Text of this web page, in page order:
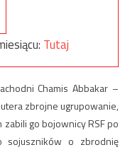
Tutaj
Chamis Abbakar –
zbrojne ugrupowanie,
zabili go bojownicy RSF po
sojuszników o zbrodnię